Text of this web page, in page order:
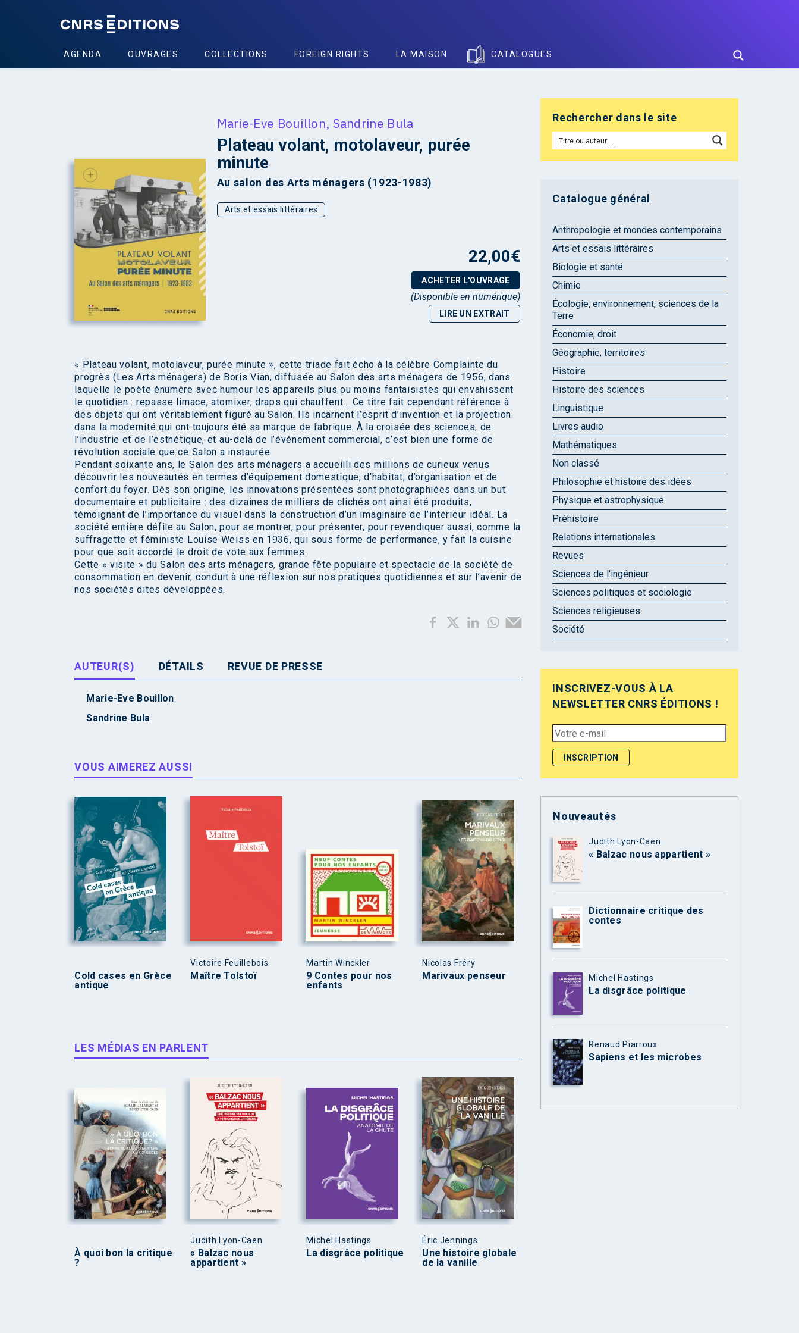
AGENDA OUVRAGES COLLECTIONS FOREIGN RIGHTS LA MAISON CATALOGUES
+
Marie-Eve Bouillon, Sandrine Bula
Plateau volant, motolaveur, purée
minute
Au salon des Arts ménagers (1923-1983)
Arts et essais littéraires
22,00€
ACHETER L'OUVRAGE
(Disponible en numérique)
LIRE UN EXTRAIT
« Plateau volant, motolaveur, purée minute », cette triade fait écho à la célèbre Complainte du
progrès (Les Arts ménagers) de Boris Vian, diffusée au Salon des arts ménagers de 1956, dans
laquelle le poète énumère avec humour les appareils plus ou moins fantaisistes qui envahissent
le quotidien : repasse limace, atomixer, draps qui chauffent… Ce titre fait cependant référence à
des objets qui ont véritablement figuré au Salon. Ils incarnent l’esprit d’invention et la projection
dans la modernité qui ont toujours été sa marque de fabrique. À la croisée des sciences, de
l’industrie et de l’esthétique, et au-delà de l’événement commercial, c’est bien une forme de
révolution sociale que ce Salon a instaurée.
Pendant soixante ans, le Salon des arts ménagers a accueilli des millions de curieux venus
découvrir les nouveautés en termes d’équipement domestique, d’habitat, d’organisation et de
confort du foyer. Dès son origine, les innovations présentées sont photographiées dans un but
documentaire et publicitaire : des dizaines de milliers de clichés ont ainsi été produits,
témoignant de l’importance du visuel dans la construction d’un imaginaire de l’intérieur idéal. La
société entière défile au Salon, pour se montrer, pour présenter, pour revendiquer aussi, comme la
suffragette et féministe Louise Weiss en 1936, qui sous forme de performance, y fait la cuisine
pour que soit accordé le droit de vote aux femmes.
Cette « visite » du Salon des arts ménagers, grande fête populaire et spectacle de la société de
consommation en devenir, conduit à une réflexion sur nos pratiques quotidiennes et sur l’avenir de
nos sociétés dites développées.
AUTEUR(S) DÉTAILS REVUE DE PRESSE
Marie-Eve Bouillon
Sandrine Bula
VOUS AIMEREZ AUSSI
Cold cases en Grèce
antique
Victoire Feuillebois
Maître Tolstoï
Martin Winckler
9 Contes pour nos
enfants
Nicolas Fréry
Marivaux penseur
LES MÉDIAS EN PARLENT
À quoi bon la critique
?
Judith Lyon-Caen
« Balzac nous
appartient »
Michel Hastings
La disgrâce politique
Éric Jennings
Une histoire globale
de la vanille
Rechercher dans le site
Catalogue général
Anthropologie et mondes contemporains
Arts et essais littéraires
Biologie et santé
Chimie
Écologie, environnement, sciences de la
Terre
Économie, droit
Géographie, territoires
Histoire
Histoire des sciences
Linguistique
Livres audio
Mathématiques
Non classé
Philosophie et histoire des idées
Physique et astrophysique
Préhistoire
Relations internationales
Revues
Sciences de l'ingénieur
Sciences politiques et sociologie
Sciences religieuses
Société
INSCRIVEZ-VOUS À LA
NEWSLETTER CNRS ÉDITIONS !
Nouveautés
Judith Lyon-Caen
« Balzac nous appartient »
Dictionnaire critique des
contes
Michel Hastings
La disgrâce politique
Renaud Piarroux
Sapiens et les microbes